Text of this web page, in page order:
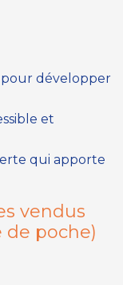
pour développer
et
qui apporte
vendus
de poche)